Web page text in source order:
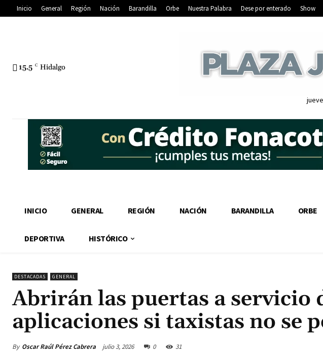
Inicio General Región Nación Barandilla Orbe Nuestra Palabra Dese por enterado Show
15.5 C Hidalgo
INICIO GENERAL REGIÓN NACIÓN BARANDILLA ORBE
DEPORTIVA HISTÓRICO
DESTACADAS GENERAL
Abrirán las puertas a servicio
aplicaciones si taxistas no se
By Oscar Raúl Pérez Cabrera julio 3, 2026 0 31